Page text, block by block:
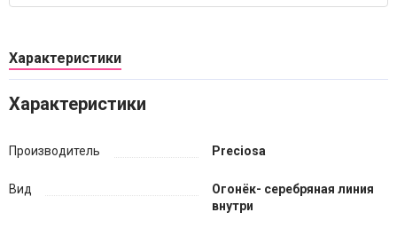
Характеристики
Характеристики
Производитель Preciosa
Вид
Огонёк- серебряная линия
внутри